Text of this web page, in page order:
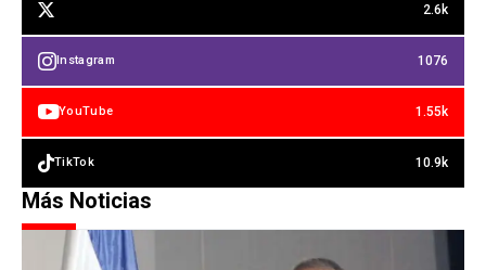
2.6k
Instagram 1076
YouTube 1.55k
TikTok 10.9k
Más Noticias